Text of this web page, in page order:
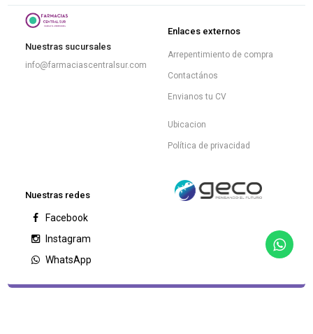
Nuestras sucursales
info@farmaciascentralsur.com
Enlaces externos
Arrepentimiento de compra
Contactános
Envianos tu CV
Ubicacion
Política de privacidad
Nuestras redes
Facebook
Instagram
WhatsApp